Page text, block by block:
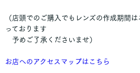
（店頭でのご購入でもレンズの作成期間
っております
予めご了承くださいませ）
お店へのアクセスマップはこちら